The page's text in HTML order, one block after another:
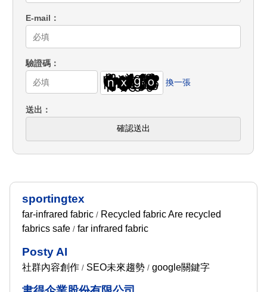
E-mail
驗證碼
換一張
送出
確認送出
sportingtex
far-infrared fabric/ Recycled fabric Are recycled
fabrics safe/ far infrared fabric
Posty AI
社群內容創作/ SEO未來趨勢/ google關鍵字